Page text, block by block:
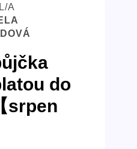
A
do
srpen